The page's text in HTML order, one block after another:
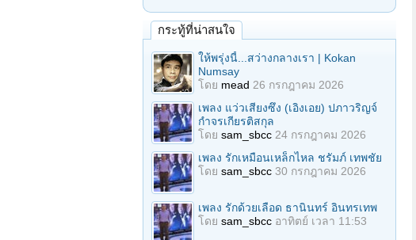
กระทู้ที่น่าสนใจ
ให้พรุ่งนี้...สว่างกลางเรา | Kokan
Numsay
โดย mead 26 กรกฎาคม 2026
เพลง แว่วเสียงซึง (เอิงเอย) ปภาวริญจ์
กำจรเกียรติสกุล
โดย sam_sbcc 24 กรกฎาคม 2026
เพลง รักเหมือนเหล็กไหล ชรัมภ์ เทพชัย
โดย sam_sbcc 30 กรกฎาคม 2026
เพลง รักด้วยเลือด ธานินทร์ อินทรเทพ
โดย sam_sbcc อาทิตย์ เวลา 11:53